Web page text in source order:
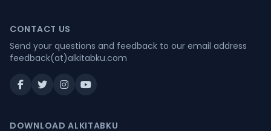
CONTACT US
Send your questions and feedback to our email address
feedback(at)alkitabku.com
DOWNLOAD ALKITABKU